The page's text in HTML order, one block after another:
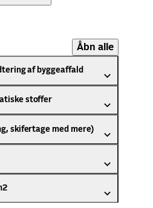
Åbn alle
af byggeaffald
stoffer
skifertage med mere)